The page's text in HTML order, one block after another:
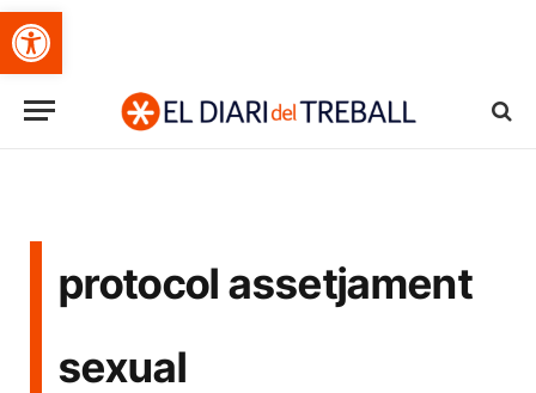
Obre la barra d'eines
protocol assetjament
sexual